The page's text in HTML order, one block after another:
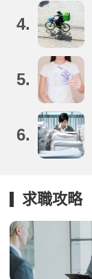
4.
5.
6.
求職攻略